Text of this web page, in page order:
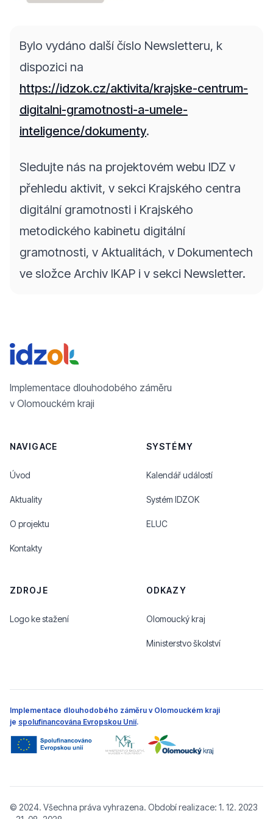
Bylo vydáno další číslo Newsletteru, k
dispozici na
https://idzok.cz/aktivita/krajske-centrum-
digitalni-gramotnosti-a-umele-
inteligence/dokumenty.
Sledujte nás na projektovém webu IDZ v
přehledu aktivit, v sekci Krajského centra
digitální gramotnosti i Krajského
metodického kabinetu digitální
gramotnosti, v Aktualitách, v Dokumentech
ve složce Archiv IKAP i v sekci Newsletter.
Implementace dlouhodobého záměru
v Olomouckém kraji
NAVIGACE
Úvod
Aktuality
O projektu
Kontakty
SYSTÉMY
Kalendář událostí
Systém IDZOK
ELUC
ZDROJE
Logo ke stažení
ODKAZY
Olomoucký kraj
Ministerstvo školství
Implementace dlouhodobého záměru v Olomouckém kraji
je spolufinancována Evropskou Unií.
© 2024. Všechna práva vyhrazena. Období realizace: 1. 12. 2023